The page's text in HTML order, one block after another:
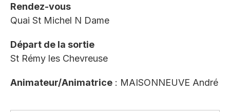
Rendez-vous
Quai St Michel N Dame
Départ de la sortie
St Rémy les Chevreuse
Animateur/Animatrice : MAISONNEUVE André